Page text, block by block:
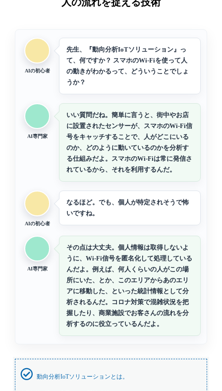
AIの初心者
先生、『動向分析IoTソリューション』っ
て、何ですか？ スマホのWi-Fiを使って人
の動きがわかるって、どういうことでしょ
うか？
AI専門家
いい質問だね。簡単に言うと、街中やお店
に設置されたセンサーが、スマホのWi-Fi信
号をキャッチすることで、人がどこにいる
のか、どのように動いているのかを分析す
る仕組みだよ。スマホのWi-Fiは常に発信さ
れているから、それを利用するんだ。
AIの初心者
なるほど。でも、個人が特定されそうで怖
いですね。
AI専門家
その点は大丈夫。個人情報は取得しないよ
うに、Wi-Fi信号を匿名化して処理している
んだよ。例えば、何人くらいの人がこの場
所にいた、とか、このエリアからあのエリ
アに移動した、といった統計情報として分
析されるんだ。コロナ対策で混雑状況を把
握したり、商業施設でお客さんの流れを分
析するのに役立っているんだよ。
動向分析IoTソリューションとは。